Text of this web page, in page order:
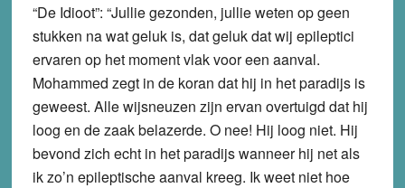
“De Idioot”: “Jullie gezonden, jullie weten op geen
stukken na wat geluk is, dat geluk dat wij epileptici
ervaren op het moment vlak voor een aanval.
Mohammed zegt in de koran dat hij in het paradijs is
geweest. Alle wijsneuzen zijn ervan overtuigd dat hij
loog en de zaak belazerde. O nee! Hij loog niet. Hij
bevond zich echt in het paradijs wanneer hij net als
ik zo’n epileptische aanval kreeg. Ik weet niet hoe